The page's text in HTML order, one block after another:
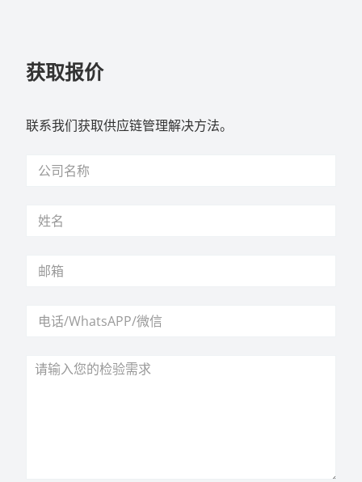
获取报价
联系我们获取供应链管理解决方法。